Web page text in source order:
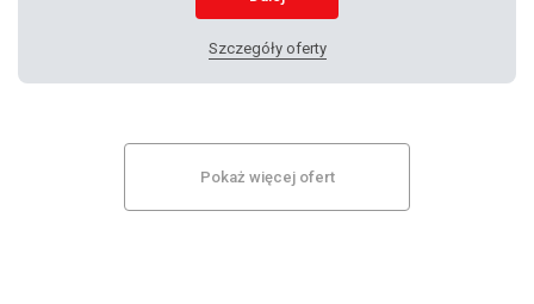
Szczegóły oferty
Pokaż więcej ofert